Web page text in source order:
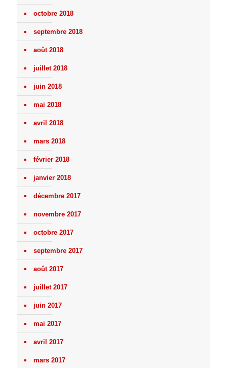
octobre 2018
septembre 2018
août 2018
juillet 2018
juin 2018
mai 2018
avril 2018
mars 2018
février 2018
janvier 2018
décembre 2017
novembre 2017
octobre 2017
septembre 2017
août 2017
juillet 2017
juin 2017
mai 2017
avril 2017
mars 2017